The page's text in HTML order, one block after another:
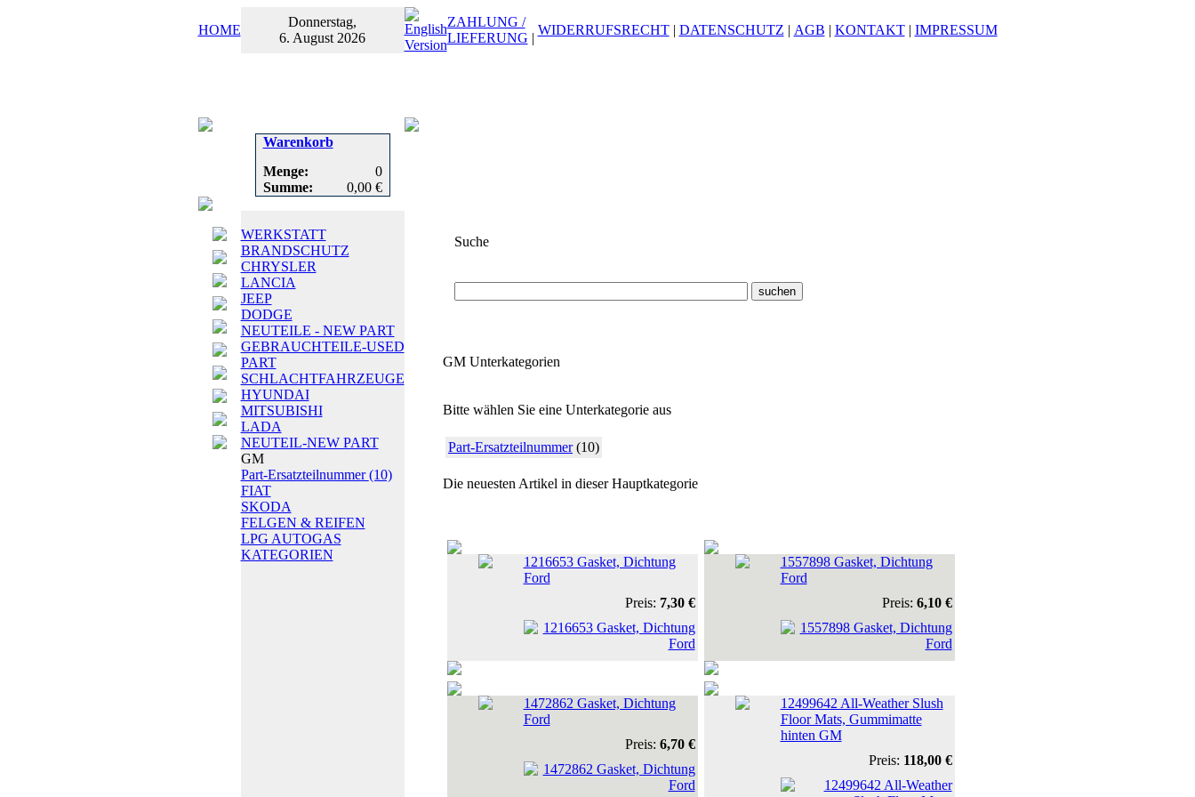
HOME
Donnerstag,
6. August 2026
ZAHLUNG /
LIEFERUNG |
WIDERRUFSRECHT| DATENSCHUTZ | AGB | KONTAKT| IMPRESSUM
Warenkorb
Menge:
0
Summe:
0,00 €
WERKSTATT
BRANDSCHUTZ
CHRYSLER
LANCIA
JEEP
DODGE
NEUTEILE - NEW PART
GEBRAUCHTEILE-USED
PART
SCHLACHTFAHRZEUGE
HYUNDAI
MITSUBISHI
LADA
NEUTEIL-NEW PART
GM
Part-Ersatzteilnummer(10)
FIAT
SKODA
FELGEN & REIFEN
LPG AUTOGAS
KATEGORIEN
Suche
GM Unterkategorien
Bitte wählen Sie eine Unterkategorie aus
Part-Ersatzteilnummer (10)
Die neuesten Artikel in dieser Hauptkategorie
1216653 Gasket, Dichtung
Ford
Preis: 7,30 €
1557898 Gasket, Dichtung
Ford
Preis: 6,10 €
1472862 Gasket, Dichtung
Ford
Preis: 6,70 €
12499642 All-Weather Slush
Floor Mats, Gummimatte
hinten GM
Preis: 118,00 €